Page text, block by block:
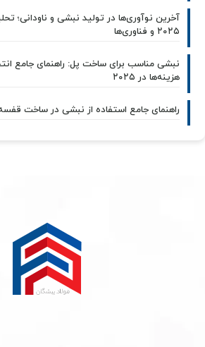
آخرین نوآوری‌ها در تولید نبشی و ناودانی؛
۲۰۲۵ و فناوری‌ها
نبشی مناسب برای ساخت پل: راهنمای جامع
هزینه‌ها در ۲۰۲۵
راهنمای جامع استفاده از نبشی در ساخت